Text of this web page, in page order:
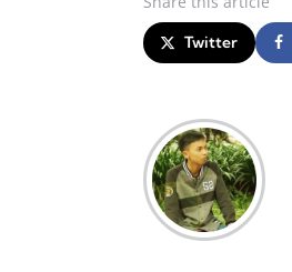
Twitter